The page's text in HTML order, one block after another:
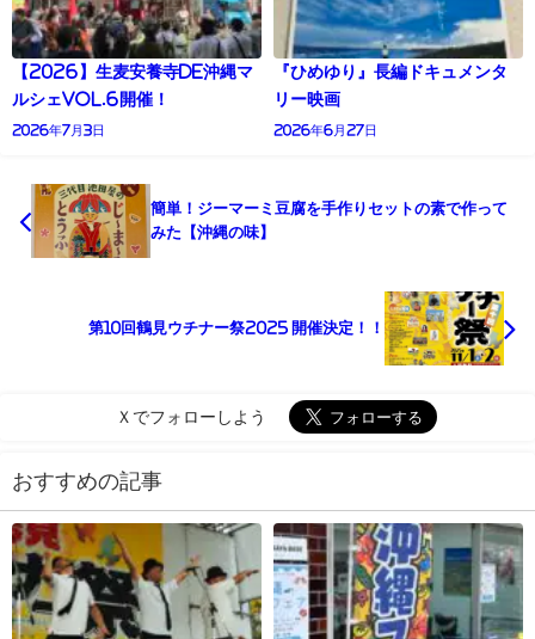
【2026】生麦安養寺de沖縄マ
ルシェVol.6開催！
2026年7月3日
『ひめゆり』長編ドキュメンタ
リー映画
2026年6月27日
簡単！ジーマーミ豆腐を手作りセットの素で作って
みた【沖縄の味】
第10回鶴見ウチナー祭2025 開催決定！！
Ｘでフォローしよう
おすすめの記事